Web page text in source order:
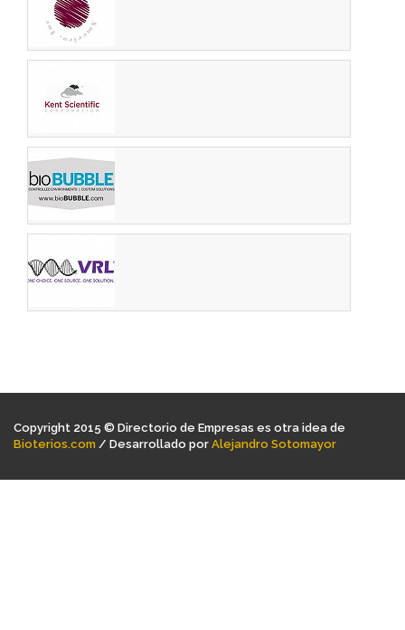
Copyright 2015 © Directorio de Empresas es otra idea de
Bioterios.com / Desarrollado por Alejandro Sotomayor